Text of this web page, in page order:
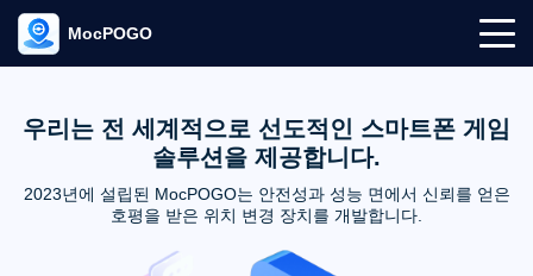
MocPOGO
우리는 전 세계적으로 선도적인 스마트폰 게임
솔루션을 제공합니다.
2023년에 설립된 MocPOGO는 안전성과 성능 면에서 신뢰를 얻은
호평을 받은 위치 변경 장치를 개발합니다.